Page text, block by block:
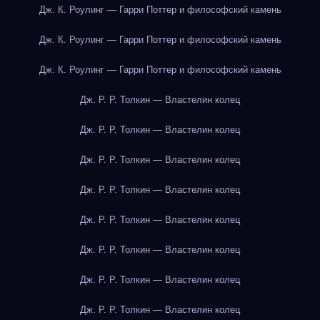
Дж. К. Роулинг — Гарри Поттер и философский камень
Дж. К. Роулинг — Гарри Поттер и философский камень
Дж. К. Роулинг — Гарри Поттер и философский камень
Дж. Р. Р. Толкин — Властелин колец
Дж. Р. Р. Толкин — Властелин колец
Дж. Р. Р. Толкин — Властелин колец
Дж. Р. Р. Толкин — Властелин колец
Дж. Р. Р. Толкин — Властелин колец
Дж. Р. Р. Толкин — Властелин колец
Дж. Р. Р. Толкин — Властелин колец
Дж. Р. Р. Толкин — Властелин колец